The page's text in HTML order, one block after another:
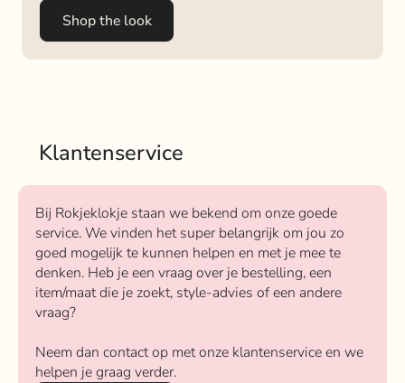
Shop the look
Klantenservice
Bij Rokjeklokje staan we bekend om onze goede
service. We vinden het super belangrijk om jou zo
goed mogelijk te kunnen helpen en met je mee te
denken. Heb je een vraag over je bestelling, een
item/maat die je zoekt, style-advies of een andere
vraag?
Neem dan contact op met onze klantenservice en we
helpen je graag verder.